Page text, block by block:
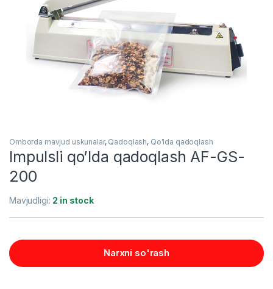
Omborda mavjud uskunalar, Qadoqlash, Qo'lda qadoqlash
Impulsli qo’lda qadoqlash AF-GS-
200
Mavjudligi: 2 in stock
Narxni so'rash